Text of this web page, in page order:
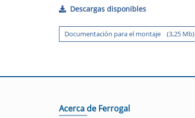
Descargas disponibles
Documentación para el montaje (3,25 Mb)
Acerca de Ferrogal